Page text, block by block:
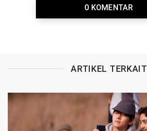
0 KOMENTAR
ARTIKEL TERKAIT